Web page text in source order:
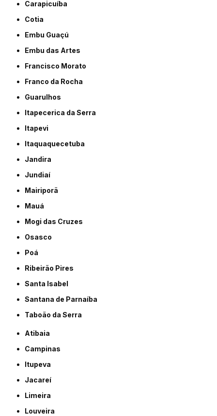
Carapicuíba
Cotia
Embu Guaçú
Embu das Artes
Francisco Morato
Franco da Rocha
Guarulhos
Itapecerica da Serra
Itapevi
Itaquaquecetuba
Jandira
Jundiaí
Mairiporã
Mauá
Mogi das Cruzes
Osasco
Poá
Ribeirão Pires
Santa Isabel
Santana de Parnaíba
Taboão da Serra
Atibaia
Campinas
Itupeva
Jacareí
Limeira
Louveira